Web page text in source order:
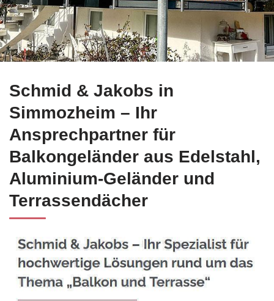
Bekommen Sie Edelstahl Balkongeländer für Simmozheim
Schmid & Jakobs in
Simmozheim – Ihr
Ansprechpartner für
Balkongeländer aus Edelstahl,
Aluminium-Geländer und
Terrassendächer